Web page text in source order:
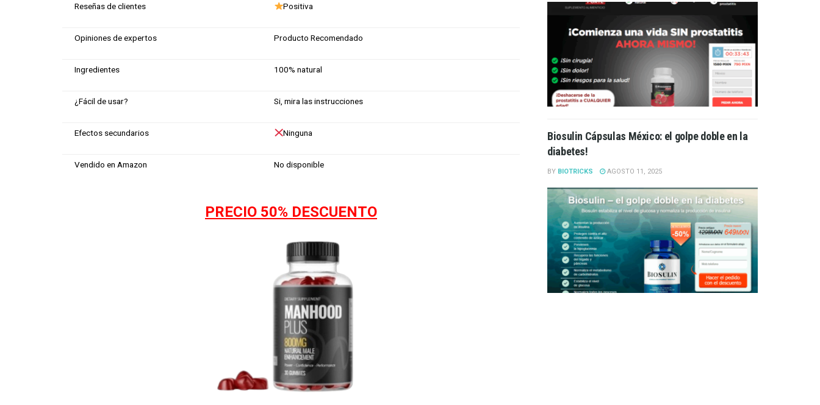
Reseñas de clientes Positiva
Opiniones de expertos Producto Recomendado
Ingredientes 100% natural
¿Fácil de usar? Si, mira las instrucciones
Efectos secundarios Ninguna
Vendido en Amazon No disponible
PRECIO 50% DESCUENTO
Biosulin Cápsulas México: el golpe doble en la
diabetes!
BY BIOTRICKS AGOSTO 11, 2025